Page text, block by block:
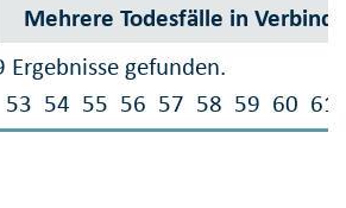
Ergebnisse gefunden.
53 54 55 56 57 58 59 60 61
Mehrere Todesfälle in